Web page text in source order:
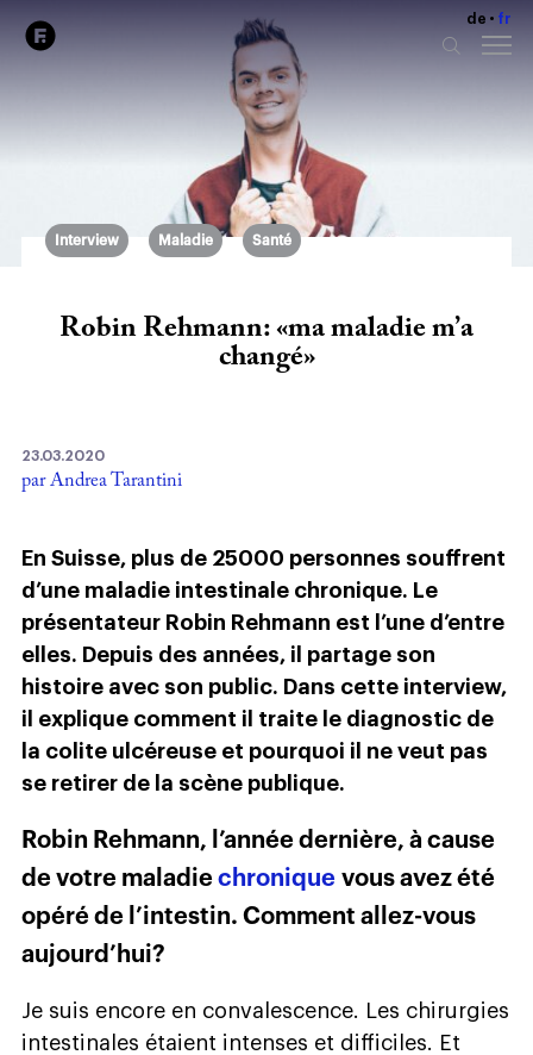
de fr
Interview Maladie Santé
Robin Rehmann: «ma maladie m’a
changé»
23.03.2020
par Andrea Tarantini
En Suisse, plus de 25000 personnes souffrent
d’une maladie intestinale chronique. Le
présentateur Robin Rehmann est l’une d’entre
elles. Depuis des années, il partage son
histoire avec son public. Dans cette interview,
il explique comment il traite le diagnostic de
la colite ulcéreuse et pourquoi il ne veut pas
se retirer de la scène publique.
Robin Rehmann, l’année dernière, à cause
de votre maladie chronique vous avez été
opéré de l’intestin. Comment allez-vous
aujourd’hui?
Je suis encore en convalescence. Les chirurgies
intestinales étaient intenses et difficiles. Et